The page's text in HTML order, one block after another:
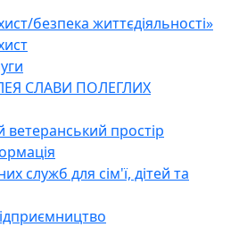
безпека життєдіяльності»
СЛАВИ ПОЛЕГЛИХ
простір
служб для сім'ї, дітей та